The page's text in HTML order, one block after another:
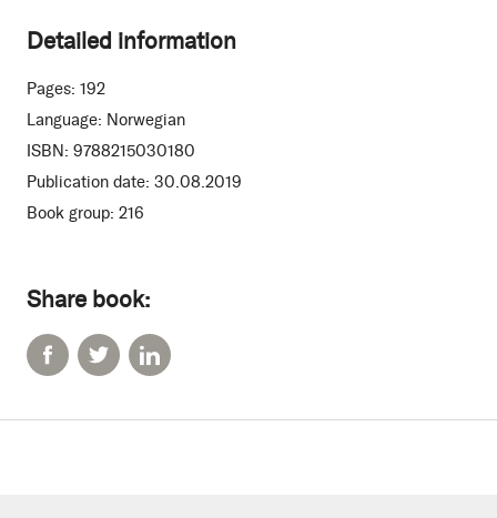
Share book:
Detailed information
Pages: 192
Language: Norwegian
ISBN: 9788215030180
Publication date: 30.08.2019
Book group: 216